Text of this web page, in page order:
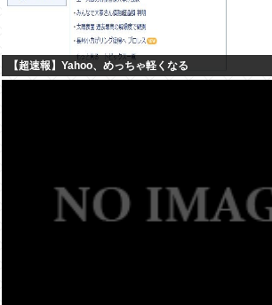
【超速報】Yahoo、めっちゃ軽くなる